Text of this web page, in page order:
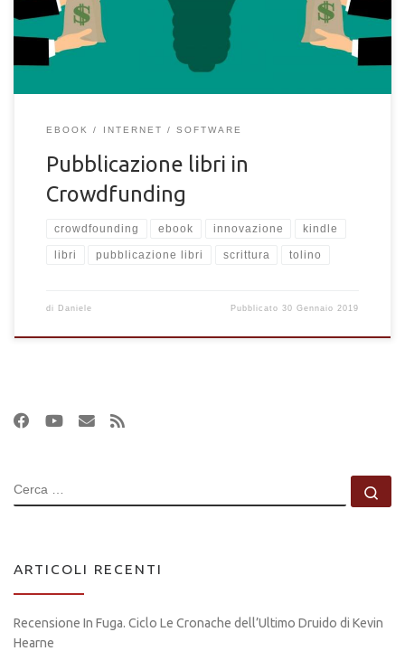
Kickstarter) aiutano a raggiungere l’agognato obiettivo di una
pubblicazione. diversamente da come abbiamo osservato per
Kindle create e Amazon direct publishing . […]
EBOOK INTERNET SOFTWARE
Pubblicazione libri in
Crowdfunding
crowdfounding ebook innovazione kindle
libri pubblicazione libri scrittura tolino
di Daniele Pubblicato30 Gennaio 2019
CERCA
ARTICOLI RECENTI
Recensione In Fuga. Ciclo Le Cronache dell’Ultimo Druido di Kevin
Hearne